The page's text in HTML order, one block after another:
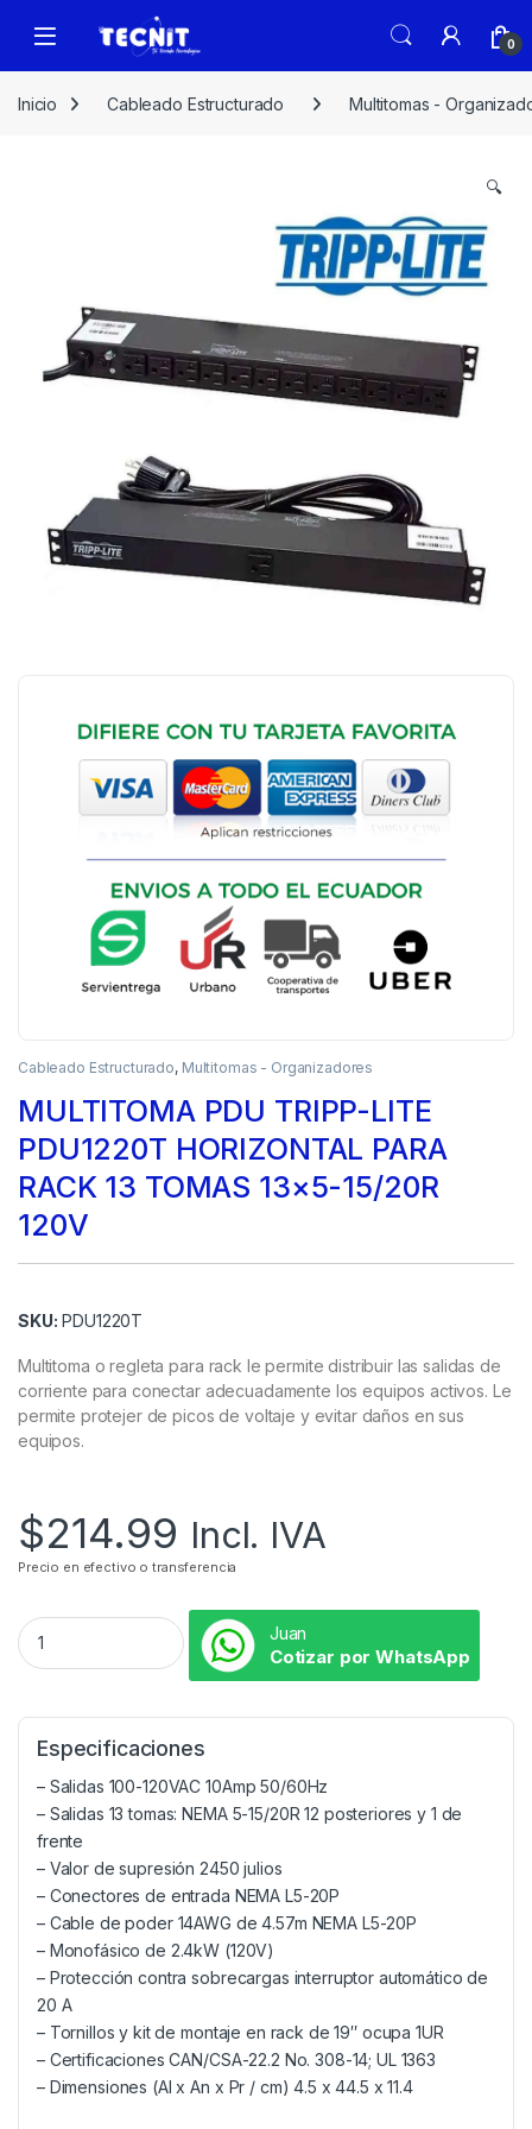
0
Inicio Cableado Estructurado Multitomas -
🔍
Cableado Estructurado, Multitomas - Organizadores
MULTITOMA PDU TRIPP-LITE
PDU1220T HORIZONTAL PARA
RACK 13 TOMAS 13×5-15/20R
120V
SKU: PDU1220T
Multitoma o regleta para rack le permite distribuir las salidas de
corriente para conectar adecuadamente los equipos activos. Le
permite protejer de picos de voltaje y evitar daños en sus
equipos.
$214.99 Incl. IVA
Precio en efectivo o transferencia
Juan
Cotizar por WhatsApp
Especificaciones
– Salidas 100-120VAC 10Amp 50/60Hz
– Salidas 13 tomas: NEMA 5-15/20R 12 posteriores y 1 de
frente
– Valor de supresión 2450 julios
– Conectores de entrada NEMA L5-20P
– Cable de poder 14AWG de 4.57m NEMA L5-20P
– Monofásico de 2.4kW (120V)
– Protección contra sobrecargas interruptor automático de
20 A
– Tornillos y kit de montaje en rack de 19″ ocupa 1UR
– Certificaciones CAN/CSA-22.2 No. 308-14; UL 1363
– Dimensiones (Al x An x Pr / cm) 4.5 x 44.5 x 11.4